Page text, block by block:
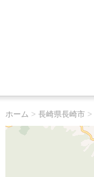
ホーム > 長崎県長崎市>